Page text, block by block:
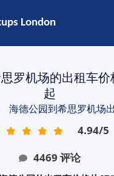
London
罗机场的出租车
起
海德公园到希思罗机场
4.94/5
4469 评论